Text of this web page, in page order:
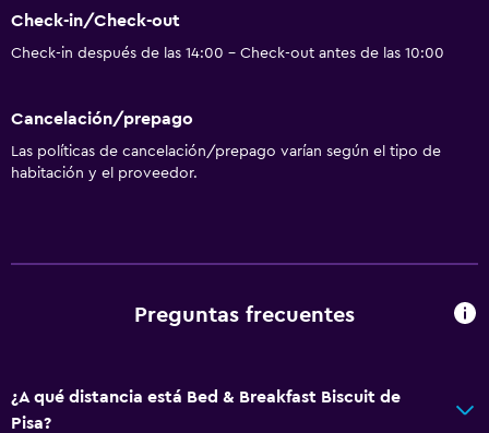
Check-in/Check-out
Check-in después de las 14:00 - Check-out antes de las 10:00
Cancelación/prepago
Las políticas de cancelación/prepago varían según el tipo de
habitación y el proveedor.
Preguntas frecuentes
¿A qué distancia está Bed & Breakfast Biscuit de
Pisa?